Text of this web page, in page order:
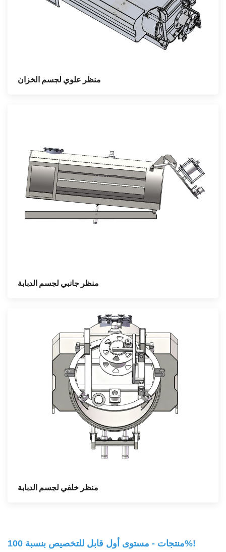
منظر علوي لجسم الخزان
منظر جانبي لجسم الدبابة
منظر خلفي لجسم الدبابة
منتجات - مستوى أول قابل للتخصيص بنسبة 100%!